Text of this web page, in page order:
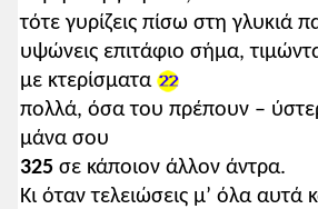
τότε γυρίζεις πίσω στη γλυκιά
υψώνεις επιτάφιο σήμα,
με κτερίσματα
πολλά, όσα του πρέπουν –
μάνα σου
325 σε κάποιον άλλον άντρα.
Κι όταν τελειώσεις μ’ όλα αυτά